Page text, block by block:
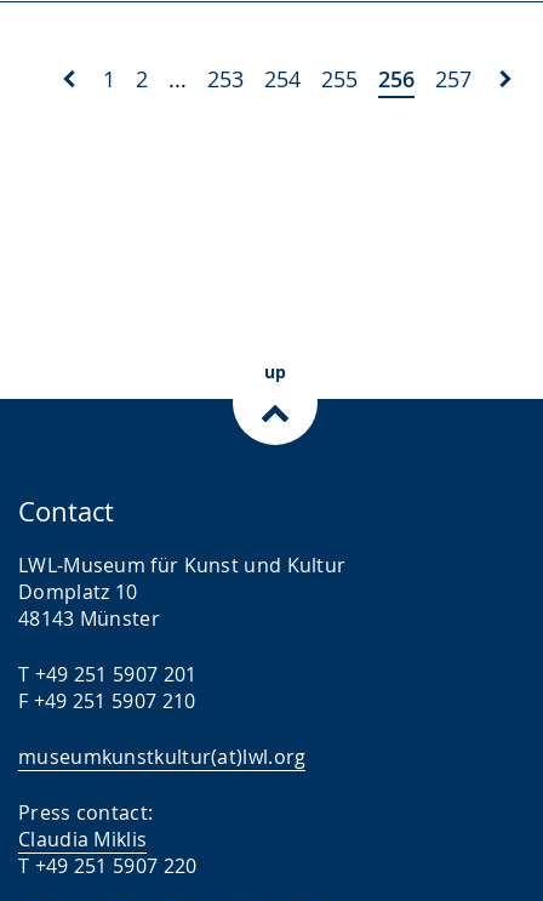
1 2 ... 253 254 255 256 257
up
Contact
LWL-Museum für Kunst und Kultur
Domplatz 10
48143 Münster
T +49 251 5907 201
F +49 251 5907 210
museumkunstkultur(at)lwl.org
Press contact:
Claudia Miklis
T +49 251 5907 220